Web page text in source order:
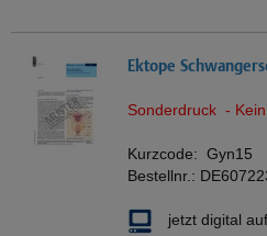
Ektope
Sonderdruck -
Kurzcode: Gyn15
Bestellnr.:
jetzt digital